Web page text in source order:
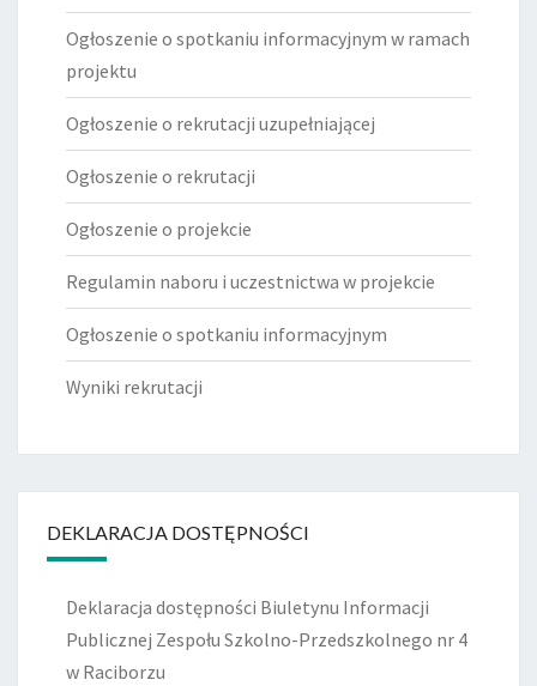
Ogłoszenie o spotkaniu informacyjnym w ramach
projektu
Ogłoszenie o rekrutacji uzupełniającej
Ogłoszenie o rekrutacji
Ogłoszenie o projekcie
Regulamin naboru i uczestnictwa w projekcie
Ogłoszenie o spotkaniu informacyjnym
Wyniki rekrutacji
DEKLARACJA DOSTĘPNOŚCI
Deklaracja dostępności Biuletynu Informacji
Publicznej Zespołu Szkolno-Przedszkolnego nr 4
w Raciborzu